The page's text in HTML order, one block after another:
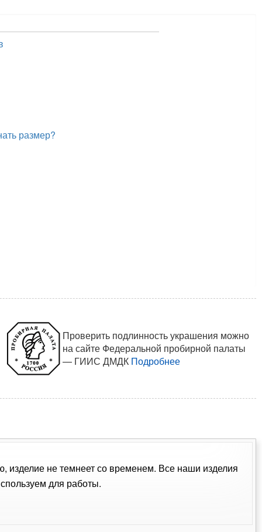
размер?
Проверить подлинность украшения можно
на сайте Федеральной пробирной палаты
— ГИИС ДМДК Подробнее
изделие не темнеет со временем. Все наши изделия
для работы.